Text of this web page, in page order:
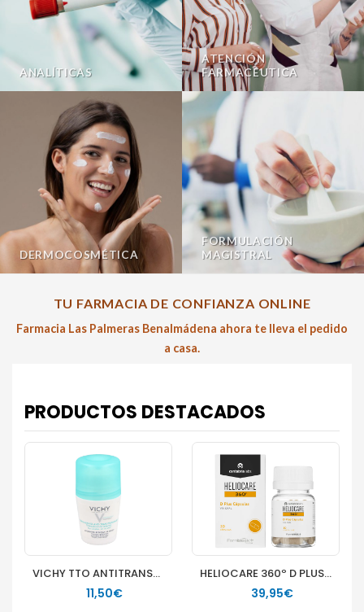
ANALÍTICAS
ATENCIÓN
FARMACÉUTICA
DERMOCOSMÉTICA
FORMULACIÓN
MAGISTRAL
TU FARMACIA DE CONFIANZA ONLINE
Farmacia Las Palmeras Benalmádena ahora te lleva el pedido
a casa.